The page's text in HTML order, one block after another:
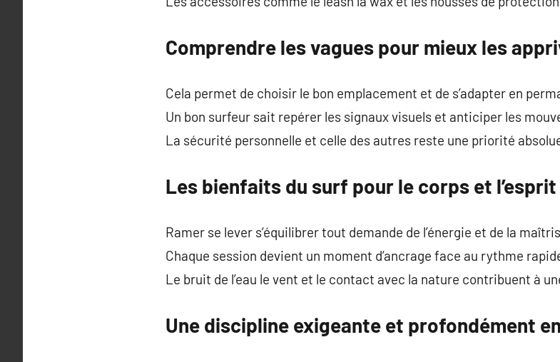
Comprendre les vagues pour mieux les
Cela permet de choisir le bon emplacement et de s’adapter en
Un bon surfeur sait repérer les signaux visuels et anticiper les
La sécurité personnelle et celle des autres reste une priorité
Les bienfaits du surf pour le corps et l’esprit
Ramer se lever s’équilibrer tout demande de l’énergie et de la
Chaque session devient un moment d’ancrage face au rythme
Le bruit de l’eau le vent et le contact avec la nature contribuent à
Une discipline exigeante et profondément